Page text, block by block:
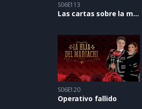
S06E113
Las cartas sobre la mesa
S06E120
Operativo fallido